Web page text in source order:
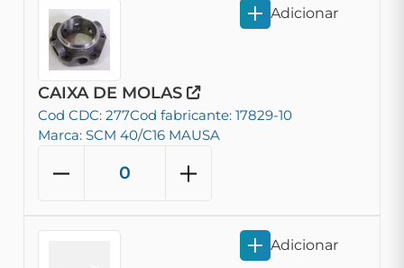
CAIXA DE MOLAS
Cod CDC: 277Cod fabricante: 17829-10
Marca: SCM 40/C16 MAUSA
Adicionar
Adicionar